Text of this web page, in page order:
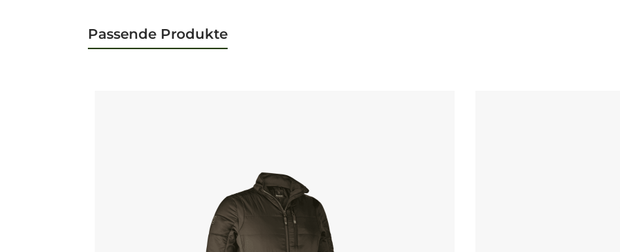
Passende Produkte